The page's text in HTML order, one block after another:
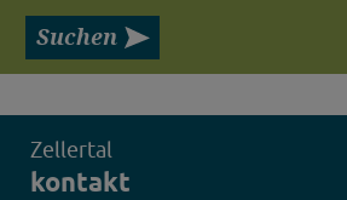
Zellertal
kontakt